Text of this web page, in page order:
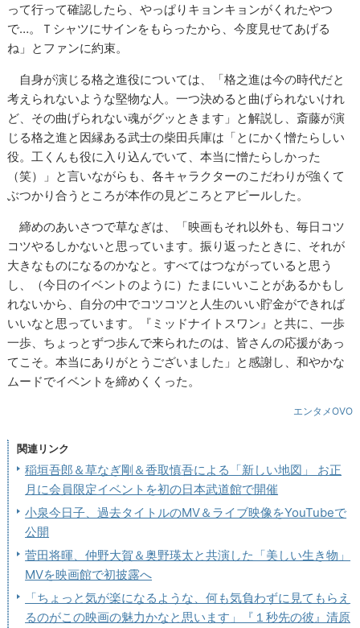
って行って確認したら、やっぱりキョンキョンがくれたやつ
で…。Ｔシャツにサインをもらったから、今度見せてあげる
ね」とファンに約束。
自身が演じる格之進役については、「格之進は今の時代だと
考えられないような堅物な人。一つ決めると曲げられないけれ
ど、その曲げられない魂がグッときます」と解説し、斎藤が演
じる格之進と因縁ある武士の柴田兵庫は「とにかく憎たらしい
役。工くんも役に入り込んでいて、本当に憎たらしかった
（笑）」と言いながらも、各キャラクターのこだわりが強くて
ぶつかり合うところが本作の見どころとアピールした。
締めのあいさつで草なぎは、「映画もそれ以外も、毎日コツ
コツやるしかないと思っています。振り返ったときに、それが
大きなものになるのかなと。すべてはつながっていると思う
し、（今日のイベントのように）たまにいいことがあるかもし
れないから、自分の中でコツコツと人生のいい貯金ができれば
いいなと思っています。『ミッドナイトスワン』と共に、一歩
一歩、ちょっとずつ歩んで来られたのは、皆さんの応援があっ
てこそ。本当にありがとうございました」と感謝し、和やかな
ムードでイベントを締めくくった。
エンタメOVO
関連リンク
稲垣吾郎＆草なぎ剛＆香取慎吾による「新しい地図」 お正
月に会員限定イベントを初の日本武道館で開催
小泉今日子、過去タイトルのMV＆ライブ映像をYouTubeで
公開
菅田将暉、仲野大賀＆奥野瑛太と共演した「美しい生き物」
MVを映画館で初披露へ
「ちょっと気が楽になるような、何も気負わずに見てもらえ
るのがこの映画の魅力かなと思います」『１秒先の彼』清原